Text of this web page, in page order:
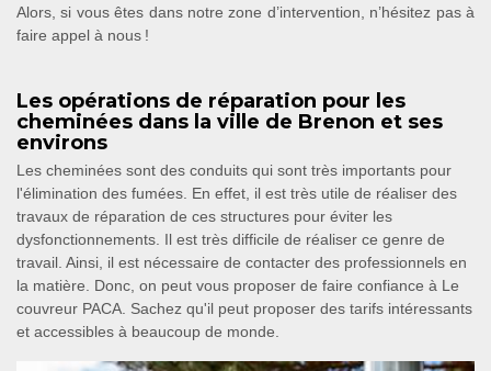
Alors, si vous êtes dans notre zone d’intervention, n’hésitez pas à
faire appel à nous !
Les opérations de réparation pour les
cheminées dans la ville de Brenon et ses
environs
Les cheminées sont des conduits qui sont très importants pour
l'élimination des fumées. En effet, il est très utile de réaliser des
travaux de réparation de ces structures pour éviter les
dysfonctionnements. Il est très difficile de réaliser ce genre de
travail. Ainsi, il est nécessaire de contacter des professionnels en
la matière. Donc, on peut vous proposer de faire confiance à Le
couvreur PACA. Sachez qu'il peut proposer des tarifs intéressants
et accessibles à beaucoup de monde.